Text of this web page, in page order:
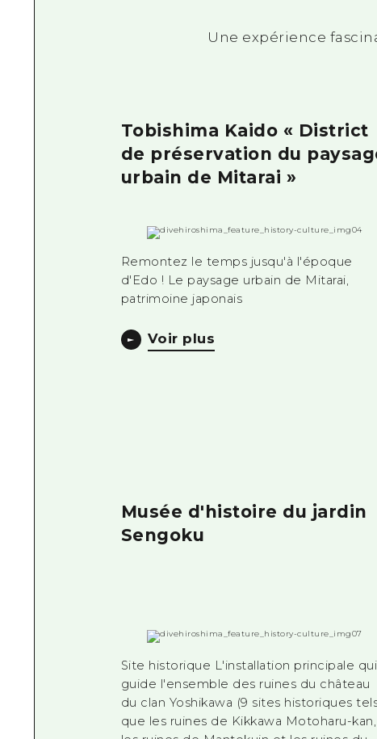
Une expérience
Tobishima Kaido « District
de préservation du
urbain de Mitarai »
Remontez le temps jusqu'à l'époque
d'Edo ! Le paysage urbain de Mitarai,
patrimoine japonais
Voir plus
Musée d'histoire du jardin
Sengoku
Site historique L'installation principale qui
guide l'ensemble des ruines du château
du clan Yoshikawa (9 sites historiques
que les ruines de Kikkawa Motoharu-kan,